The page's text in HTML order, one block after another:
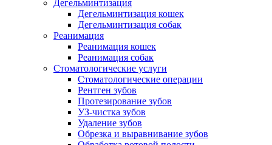
Дегельминтизация
Дегельминтизация кошек
Дегельминтизация собак
Реанимация
Реанимация кошек
Реанимация собак
Стоматологические услуги
Стоматологические операции
Рентген зубов
Протезирование зубов
УЗ-чистка зубов
Удаление зубов
Обрезка и выравнивание зубов